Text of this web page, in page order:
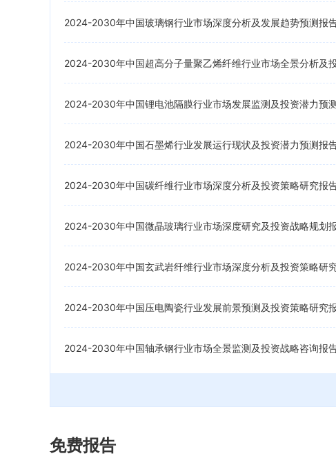
2024-2030年中国玻璃钢行业市场深度分析及发展趋势预测报
2024-2030年中国超高分子量聚乙烯纤维行业市场全景分析及
2024-2030年中国锂电池隔膜行业市场发展监测及投资潜力预
2024-2030年中国石墨烯行业发展运行现状及投资潜力预测报
2024-2030年中国碳纤维行业市场深度分析及投资策略研究报
2024-2030年中国微晶玻璃行业市场深度研究及投资战略规划
2024-2030年中国玄武岩纤维行业市场深度分析及投资策略研
2024-2030年中国压电陶瓷行业发展前景预测及投资策略研究
2024-2030年中国轴承钢行业市场全景监测及投资战略咨询报
免费报告